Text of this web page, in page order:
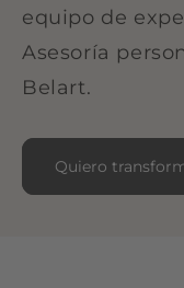
equipo de
Asesoría
Belart.
Quiero